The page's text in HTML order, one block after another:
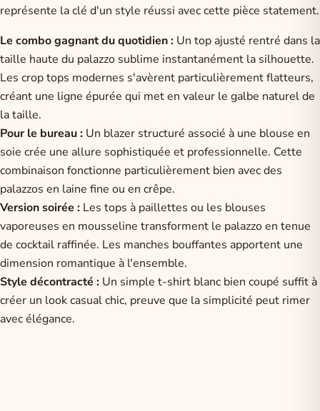
représente la clé d'un style réussi avec cette pièce statement.
Le combo gagnant du quotidien : Un top ajusté rentré dans la
taille haute du palazzo sublime instantanément la silhouette.
Les crop tops modernes s'avèrent particulièrement flatteurs,
créant une ligne épurée qui met en valeur le galbe naturel de
la taille.
Pour le bureau : Un blazer structuré associé à une blouse en
soie crée une allure sophistiquée et professionnelle. Cette
combinaison fonctionne particulièrement bien avec des
palazzos en laine fine ou en crêpe.
Version soirée : Les tops à paillettes ou les blouses
vaporeuses en mousseline transforment le palazzo en tenue
de cocktail raffinée. Les manches bouffantes apportent une
dimension romantique à l'ensemble.
Style décontracté : Un simple t-shirt blanc bien coupé suffit à
créer un look casual chic, preuve que la simplicité peut rimer
avec élégance.